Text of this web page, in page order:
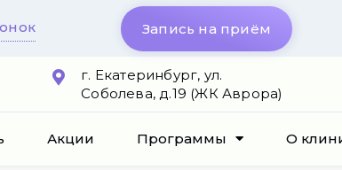
Запись на приём
г. Екатеринбург, ул.
Соболева, д.19 (ЖК Аврора)
Акции Программы О